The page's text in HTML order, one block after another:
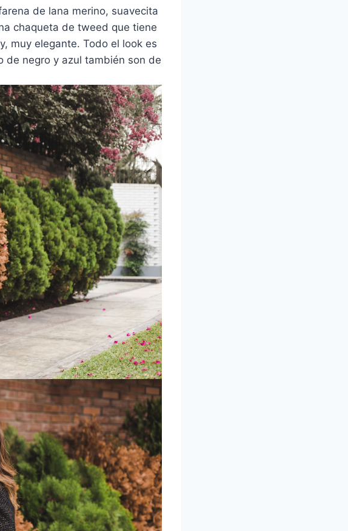
de lana merino, suavecita
chaqueta de tweed que tiene
muy elegante. Todo el look es
de negro y azul también son de